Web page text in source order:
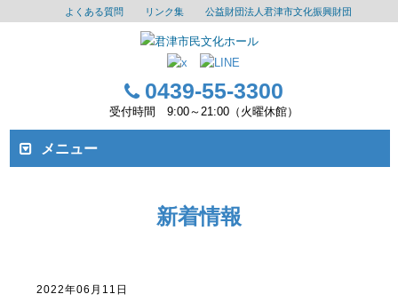
よくある質問 リンク集 公益財団法人君津市文化振興財団
0439-55-3300
受付時間 9:00～21:00（火曜休館）
メニュー
新着情報
2022年06月11日